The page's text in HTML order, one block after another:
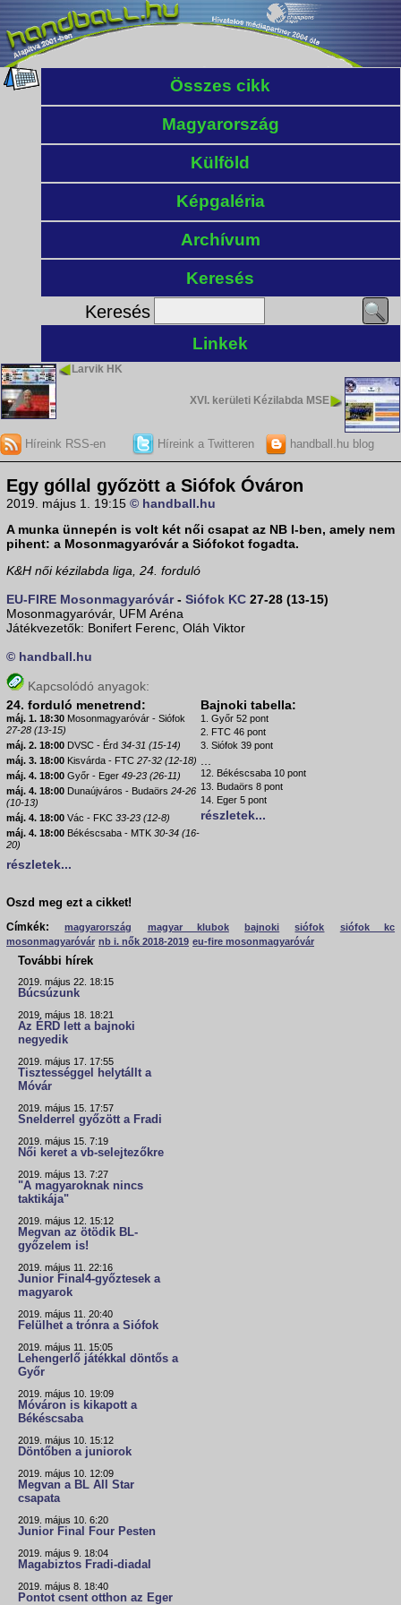
Összes cikk
Magyarország
Külföld
Képgaléria
Archívum
Keresés
Keresés
Linkek
Larvik HK
XVI. kerületi Kézilabda MSE
Híreink RSS-en Híreink a Twitteren handball.hu blog
Egy góllal győzött a Siófok Óváron
2019. május 1. 19:15 © handball.hu
A munka ünnepén is volt két női csapat az NB I-ben, amely nem
pihent: a Mosonmagyaróvár a Siófokot fogadta.
K&H női kézilabda liga, 24. forduló
EU-FIRE Mosonmagyaróvár- Siófok KC 27-28 (13-15)
Mosonmagyaróvár, UFM Aréna
Játékvezetők: Bonifert Ferenc, Oláh Viktor
© handball.hu
Kapcsolódó anyagok:
24. forduló menetrend:
máj. 1. 18:30 Mosonmagyaróvár - Siófok
27-28 (13-15)
máj. 2. 18:00 DVSC - Érd 34-31 (15-14)
máj. 3. 18:00 Kisvárda - FTC 27-32 (12-18)
máj. 4. 18:00 Győr - Eger 49-23 (26-11)
máj. 4. 18:00 Dunaújváros - Budaörs 24-26
(10-13)
máj. 4. 18:00 Vác - FKC 33-23 (12-8)
máj. 4. 18:00 Békéscsaba - MTK 30-34 (16-
20)
részletek...
Bajnoki tabella:
1. Győr 52 pont
2. FTC 46 pont
3. Siófok 39 pont
12. Békéscsaba 10 pont
13. Budaörs 8 pont
14. Eger 5 pont
részletek...
Oszd meg ezt a cikket!
Címkék:
magyarország magyar klubok bajnoki siófok
siófok kc
mosonmagyaróvár nb i. nők 2018-2019 eu-fire mosonmagyaróvár
További hírek
2019. május 22. 18:15
Búcsúzunk
2019. május 18. 18:21
Az ÉRD lett a bajnoki
negyedik
2019. május 17. 17:55
Tisztességgel helytállt a
Móvár
2019. május 15. 17:57
Snelderrel győzött a Fradi
2019. május 15. 7:19
Női keret a vb-selejtezőkre
2019. május 13. 7:27
"A magyaroknak nincs
taktikája"
2019. május 12. 15:12
Megvan az ötödik BL-
győzelem is!
2019. május 11. 22:16
Junior Final4-győztesek a
magyarok
2019. május 11. 20:40
Felülhet a trónra a Siófok
2019. május 11. 15:05
Lehengerlő játékkal döntős a
Győr
2019. május 10. 19:09
Móváron is kikapott a
Békéscsaba
2019. május 10. 15:12
Döntőben a juniorok
2019. május 10. 12:09
Megvan a BL All Star
csapata
2019. május 10. 6:20
Junior Final Four Pesten
2019. május 9. 18:04
Magabiztos Fradi-diadal
2019. május 8. 18:40
Pontot csent otthon az Eger